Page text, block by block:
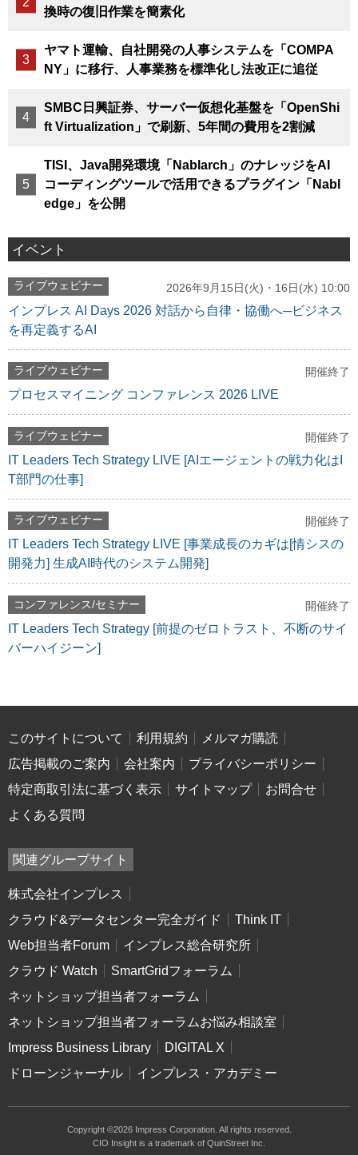
換時の復旧作業を簡素化
ヤマト運輸、自社開発の人事システムを「COMPA
NY」に移行、人事業務を標準化し法改正に追従
SMBC日興証券、サーバー仮想化基盤を「OpenShi
ft Virtualization」で刷新、5年間の費用を2割減
TISI、Java開発環境「Nablarch」のナレッジをAI
コーディングツールで活用できるプラグイン「Nabl
edge」を公開
イベント
ライブウェビナー 2026年9月15日(火)・16日(水) 10:00
インプレス AI Days 2026 対話から自律・協働へ─ビジネス
を再定義するAI
ライブウェビナー 開催終了
プロセスマイニング コンファレンス 2026 LIVE
ライブウェビナー 開催終了
IT Leaders Tech Strategy LIVE [AIエージェントの戦力化はI
T部門の仕事]
ライブウェビナー 開催終了
IT Leaders Tech Strategy LIVE [事業成長のカギは[情シスの
開発力] 生成AI時代のシステム開発]
コンファレンス/セミナー 開催終了
IT Leaders Tech Strategy [前提のゼロトラスト、不断のサイ
バーハイジーン]
このサイトについて 利用規約
メルマガ購読
広告掲載のご案内
会社案内
プライバシーポリシー
特定商取引法に基づく表示
サイトマップ
お問合せ
よくある質問
関連グループサイト
株式会社インプレス
クラウド&データセンター完全ガイド
Think IT
Web担当者Forum
インプレス総合研究所
クラウド Watch
SmartGridフォーラム
ネットショップ担当者フォーラム
ネットショップ担当者フォーラムお悩み相談室
Impress Business Library
DIGITAL X
ドローンジャーナル
インプレス・アカデミー
Copyright ©2026 Impress Corporation. All rights reserved.
CIO Insight is a trademark of QuinStreet Inc.